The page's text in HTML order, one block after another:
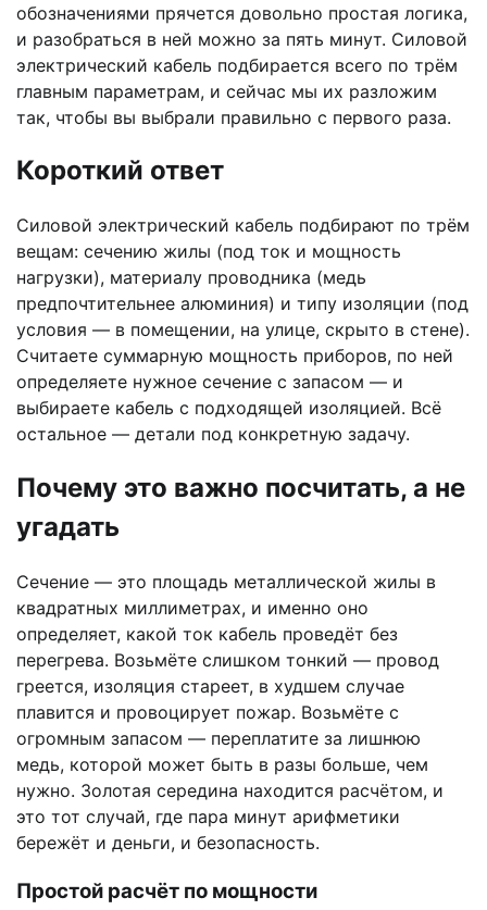
обозначениями прячется довольно простая логика,
и разобраться в ней можно за пять минут. Силовой
электрический кабель подбирается всего по трём
главным параметрам, и сейчас мы их разложим
так, чтобы вы выбрали правильно с первого раза.
Короткий ответ
Силовой электрический кабель подбирают по трём
вещам: сечению жилы (под ток и мощность
нагрузки), материалу проводника (медь
предпочтительнее алюминия) и типу изоляции (под
условия — в помещении, на улице, скрыто в стене).
Считаете суммарную мощность приборов, по ней
определяете нужное сечение с запасом — и
выбираете кабель с подходящей изоляцией. Всё
остальное — детали под конкретную задачу.
Почему это важно посчитать, а не
угадать
Сечение — это площадь металлической жилы в
квадратных миллиметрах, и именно оно
определяет, какой ток кабель проведёт без
перегрева. Возьмёте слишком тонкий — провод
греется, изоляция стареет, в худшем случае
плавится и провоцирует пожар. Возьмёте с
огромным запасом — переплатите за лишнюю
медь, которой может быть в разы больше, чем
нужно. Золотая середина находится расчётом, и
это тот случай, где пара минут арифметики
бережёт и деньги, и безопасность.
Простой расчёт по мощности